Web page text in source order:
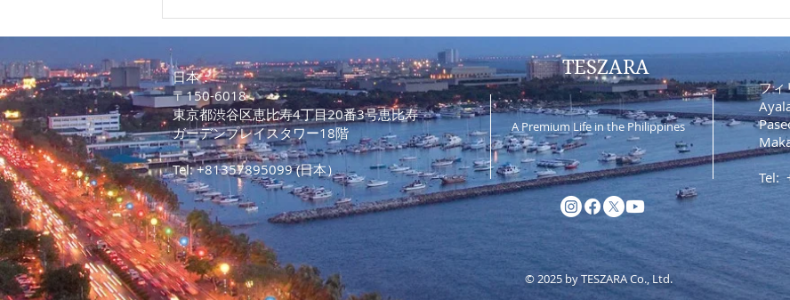
あなたのフィリピン物語を
PRAフォトコンテストでシェ
アしよう！
外
に
追
​日本：
〒150-6018
東京都渋谷区恵比寿4丁目20番3号恵比寿
ガーデンプレイスタワー18階
Tel: +81357895099 (日本）
TESZARA
A Premium Life in the Philippines
フィ
Tel:
© 2025 by TESZARA Co., Ltd.